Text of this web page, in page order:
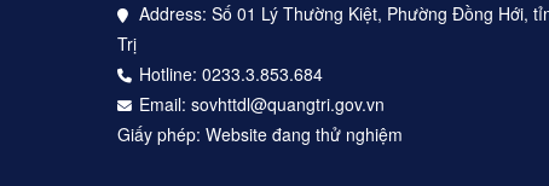
Address: Số 01 Lý Thường Kiệt, Phường Đồng Hới,
Trị
Hotline: 0233.3.853.684
Email: sovhttdl@quangtri.gov.vn
Giấy phép: Website đang thử nghiệm